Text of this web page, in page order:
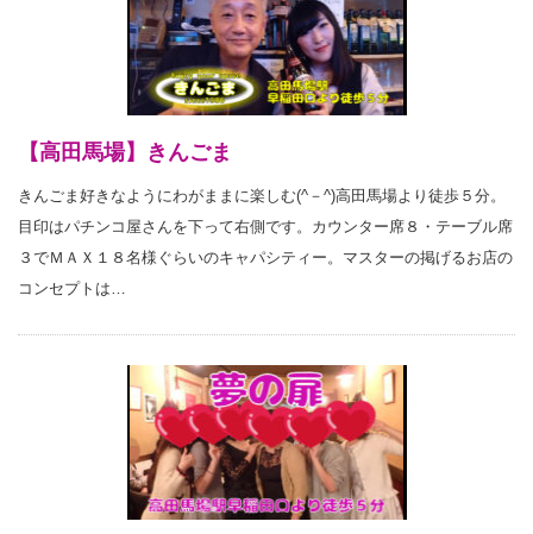
【高田馬場】きんごま
きんごま好きなようにわがままに楽しむ(^－^)高田馬場より徒歩５分。
目印はパチンコ屋さんを下って右側です。カウンター席８・テーブル席
３でＭＡＸ１８名様ぐらいのキャパシティー。マスターの掲げるお店の
コンセプトは…